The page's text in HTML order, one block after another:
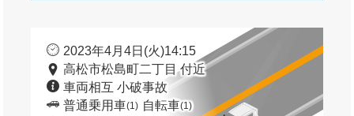
2023年4月4日(火)14:15
高松市松島町二丁目 付近
車両相互 小破事故
普通乗用車(1) 自転車(1)